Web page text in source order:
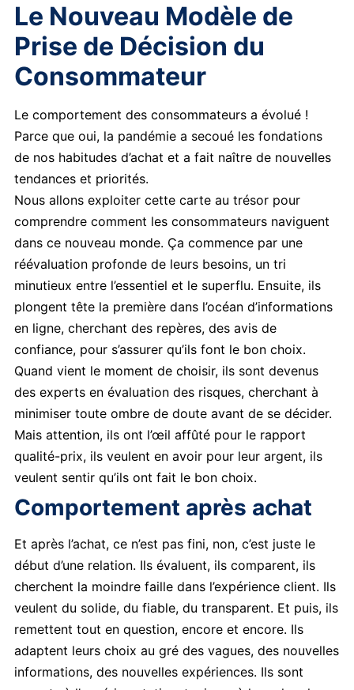
Le Nouveau Modèle de
Prise de Décision du
Consommateur
Le comportement des consommateurs a évolué !
Parce que oui, la pandémie a secoué les fondations
de nos habitudes d’achat et a fait naître de nouvelles
tendances et priorités.
Nous allons exploiter cette carte au trésor pour
comprendre comment les consommateurs naviguent
dans ce nouveau monde. Ça commence par une
réévaluation profonde de leurs besoins, un tri
minutieux entre l’essentiel et le superflu. Ensuite, ils
plongent tête la première dans l’océan d’informations
en ligne, cherchant des repères, des avis de
confiance, pour s’assurer qu’ils font le bon choix.
Quand vient le moment de choisir, ils sont devenus
des experts en évaluation des risques, cherchant à
minimiser toute ombre de doute avant de se décider.
Mais attention, ils ont l’œil affûté pour le rapport
qualité-prix, ils veulent en avoir pour leur argent, ils
veulent sentir qu’ils ont fait le bon choix.
Comportement après achat
Et après l’achat, ce n’est pas fini, non, c’est juste le
début d’une relation. Ils évaluent, ils comparent, ils
cherchent la moindre faille dans l’expérience client. Ils
veulent du solide, du fiable, du transparent. Et puis, ils
remettent tout en question, encore et encore. Ils
adaptent leurs choix au gré des vagues, des nouvelles
informations, des nouvelles expériences. Ils sont